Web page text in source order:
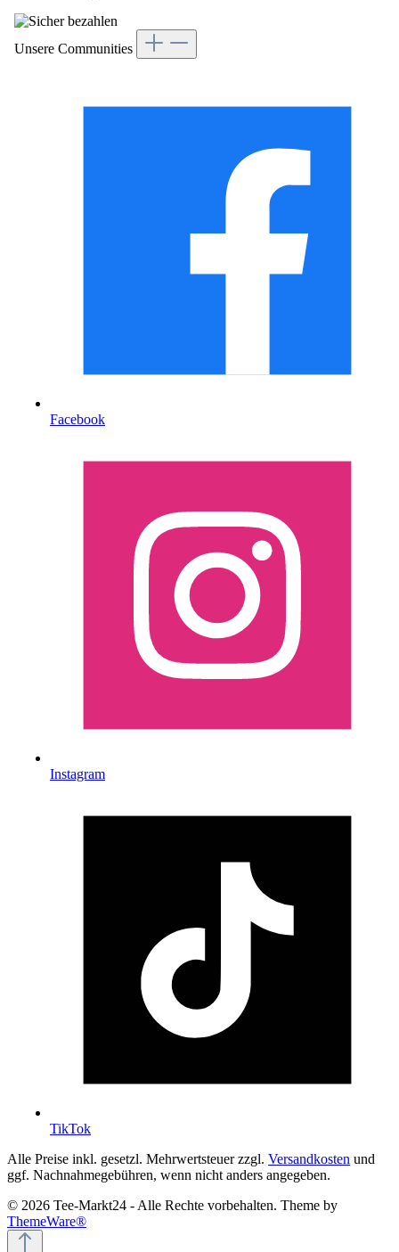
Unsere Communities
Facebook
Instagram
TikTok
Alle Preise inkl. gesetzl. Mehrwertsteuer zzgl. Versandkosten und
ggf. Nachnahmegebühren, wenn nicht anders angegeben.
© 2026 Tee-Markt24 - Alle Rechte vorbehalten. Theme by
ThemeWare®